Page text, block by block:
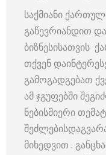
საქმიანი
გაწევრიანდით
ბიზნესისათვის
თქვენ
გამოგადგებათ
ამ ჯგუფებში
ნებისმიერი
მიხედვით .